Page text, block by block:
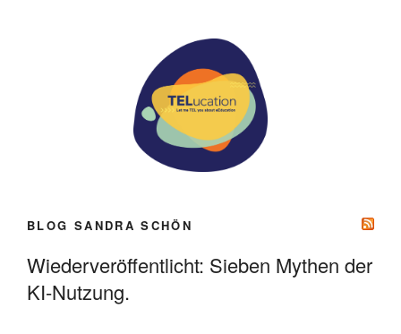
BLOG SANDRA SCHÖN
Wiederveröffentlicht: Sieben Mythen der
KI-Nutzung.